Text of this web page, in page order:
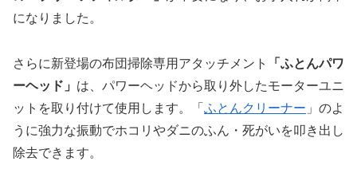
になりました。
さらに新登場の布団掃除専用アタッチメント
「ふとんパワ
ーヘッド」 は、パワーヘッドから取り外したモーターユニ
ットを取り付けて使用します。「 ふとんクリーナー 」のよ
うに強力な振動でホコリやダニのふん・死がいを叩き出し
除去できます。